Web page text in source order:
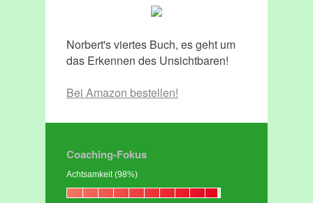
Norbert's viertes Buch, es geht um
das Erkennen des Unsichtbaren!
Bei Amazon bestellen!
Coaching-Fokus
Achtsamkeit (98%)